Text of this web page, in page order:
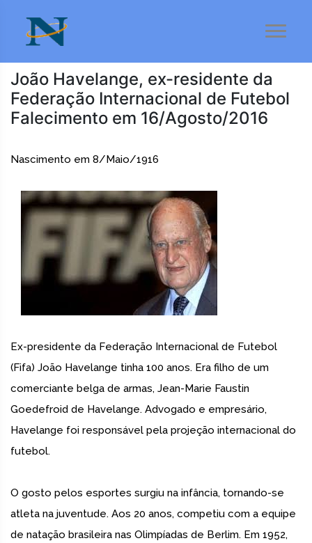
João Havelange, ex-residente da
Federação Internacional de Futebol
Falecimento em 16/Agosto/2016
Nascimento em 8/Maio/1916
Ex-presidente da Federação Internacional de Futebol
(Fifa) João Havelange tinha 100 anos. Era filho de um
comerciante belga de armas, Jean-Marie Faustin
Goedefroid de Havelange. Advogado e empresário,
Havelange foi responsável pela projeção internacional do
futebol.
O gosto pelos esportes surgiu na infância, tornando-se
atleta na juventude. Aos 20 anos, competiu com a equipe
de natação brasileira nas Olimpíadas de Berlim. Em 1952,